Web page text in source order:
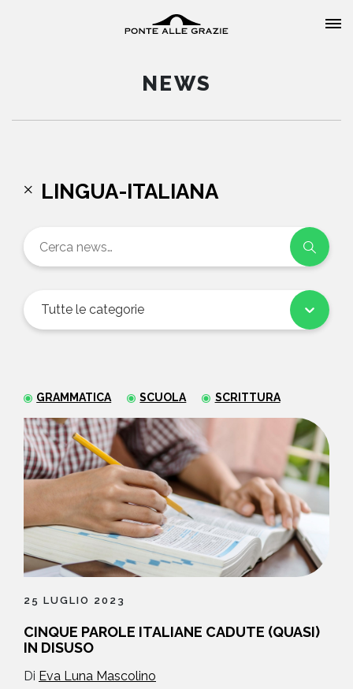
NEWS
CONTATTI
NEWS
LINGUA-ITALIANA
Tutte le categorie
GRAMMATICA SCUOLA SCRITTURA
25 LUGLIO 2023
CINQUE PAROLE ITALIANE CADUTE (QUASI)
IN DISUSO
Di Eva Luna Mascolino